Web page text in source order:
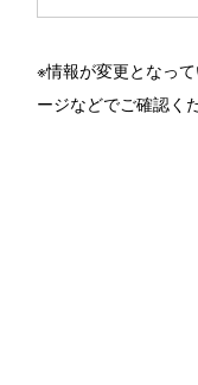
※情報が変更となっ
ージなどでご確認く